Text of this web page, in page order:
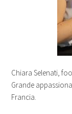
Chiara Selenati,
Grande
Francia.